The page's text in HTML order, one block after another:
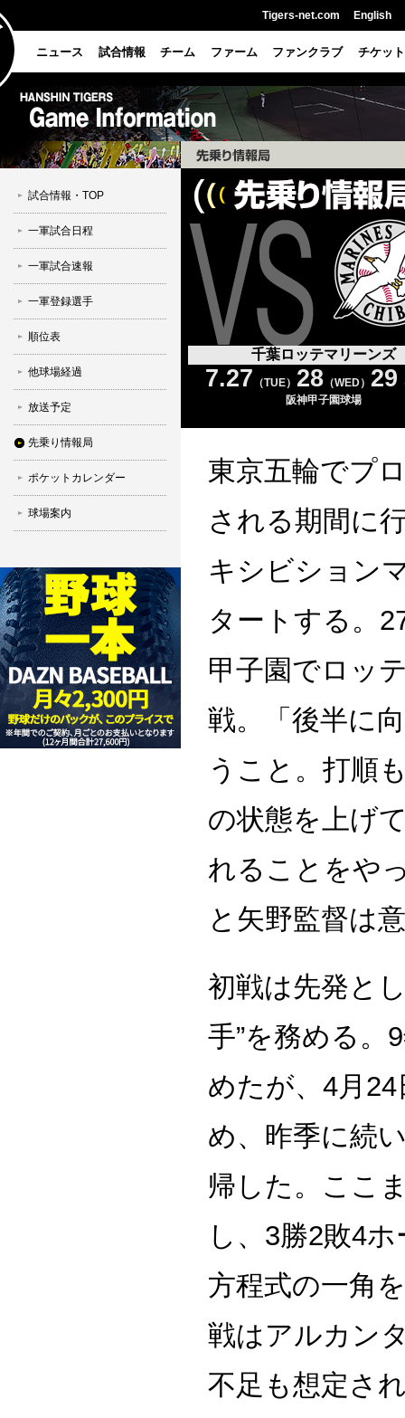
Tigers-net.com English
ニュース 試合情報 チーム ファーム ファンクラブ チケット
試合情報・TOP
一軍試合日程
一軍試合速報
一軍登録選手
順位表
他球場経過
放送予定
先乗り情報局
ポケットカレンダー
球場案内
千葉ロッテマリーンズ
7.27 （TUE） 28 （WED） 29
阪神甲子園球場
東京五輪でプ
される期間に
キシビション
タートする。
甲子園でロッ
戦。「後半に
うこと。打順
の状態を上げ
れることをや
と矢野監督は
初戦は先発と
手”を務める。
めたが、4月
め、昨季に続
帰した。ここ
し、3勝2敗4
方程式の一角
戦はアルカン
不足も想定さ